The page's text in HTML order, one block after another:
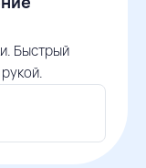
Быстрый